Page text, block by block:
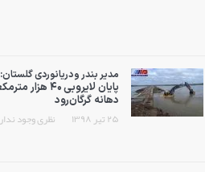
مدیر بندر و دریانوردی گلستان:
پایان لایروبی ۴۰ هزار
دهانه گرگان‌رود
۲۵ تیر ۱۳۹۸ نظری وجود